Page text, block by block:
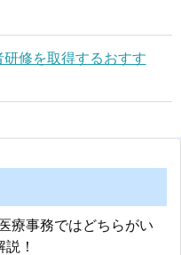
修を取得するおすす
療事務ではどちらがい
！